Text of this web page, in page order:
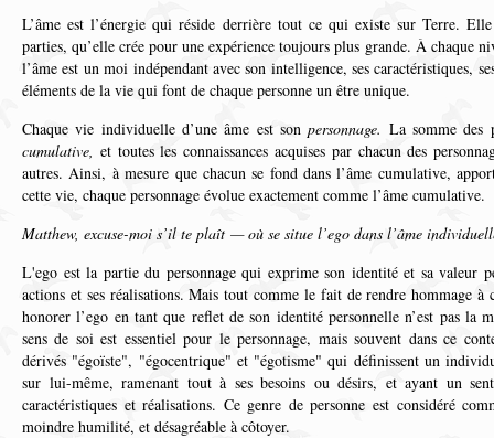
L’âme est l’énergie qui réside derrière tout ce qui existe sur Terre.
parties, qu’elle crée pour une expérience toujours plus grande. À chaque
l’âme est un moi indépendant avec son intelligence, ses caractéristiques,
éléments de la vie qui font de chaque personne un être unique.
Chaque vie individuelle d’une âme est sonpersonnage. La somme des
cumulative, et toutes les connaissances acquises par chacun des
autres. Ainsi, à mesure que chacun se fond dans l’âme cumulative,
cette vie, chaque personnage évolue exactement comme l’âme cumulative.
Matthew, excuse-moi s’il te plaît — où se situe l’ego dans l’âme
L'ego est la partie du personnage qui exprime son identité et sa valeur
actions et ses réalisations. Mais tout comme le fait de rendre hommage à
honorer l’ego en tant que reflet de son identité personnelle n’est pas la
sens de soi est essentiel pour le personnage, mais souvent dans ce
dérivés "égoïste", "égocentrique" et "égotisme" qui définissent un
sur lui-même, ramenant tout à ses besoins ou désirs, et ayant un
caractéristiques et réalisations. Ce genre de personne est considéré
moindre humilité, et désagréable à côtoyer.